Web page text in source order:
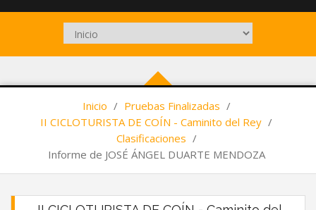
Inicio / Pruebas Finalizadas /
II CICLOTURISTA DE COÍN - Caminito del Rey /
Clasificaciones /
Informe de JOSÉ ÁNGEL DUARTE MENDOZA